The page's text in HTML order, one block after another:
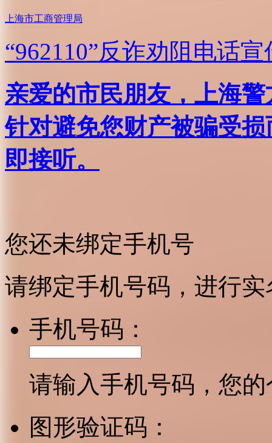
上海市工商管理局
“962110”反诈劝阻电话宣
亲爱的市民朋友，上海
针对避免您财产被骗受
即接听。
您还未绑定手机号
请绑定手机号码，进行
手机号码：
请输入手机号码，您
图形验证码：